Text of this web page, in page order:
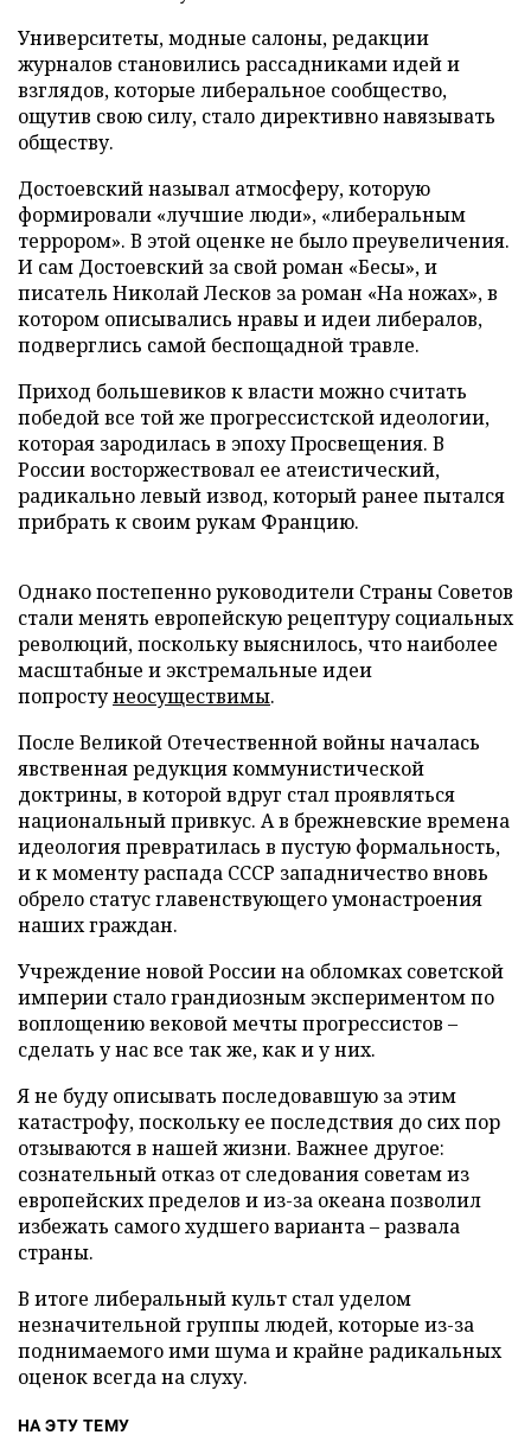
Университеты, модные салоны, редакции
журналов становились рассадниками идей и
взглядов, которые либеральное сообщество,
ощутив свою силу, стало директивно навязывать
обществу.
Достоевский называл атмосферу, которую
формировали «лучшие люди», «либеральным
террором». В этой оценке не было преувеличения.
И сам Достоевский за свой роман «Бесы», и
писатель Николай Лесков за роман «На ножах», в
котором описывались нравы и идеи либералов,
подверглись самой беспощадной травле.
Приход большевиков к власти можно считать
победой все той же прогрессистской идеологии,
которая зародилась в эпоху Просвещения. В
России восторжествовал ее атеистический,
радикально левый извод, который ранее пытался
прибрать к своим рукам Францию.
Однако постепенно руководители Страны Советов
стали менять европейскую рецептуру социальных
революций, поскольку выяснилось, что наиболее
масштабные и экстремальные идеи
попростунеосуществимы.
После Великой Отечественной войны началась
явственная редукция коммунистической
доктрины, в которой вдруг стал проявляться
национальный привкус. А в брежневские времена
идеология превратилась в пустую формальность,
и к моменту распада СССР западничество вновь
обрело статус главенствующего умонастроения
наших граждан.
Учреждение новой России на обломках советской
империи стало грандиозным экспериментом по
воплощению вековой мечты прогрессистов –
сделать у нас все так же, как и у них.
Я не буду описывать последовавшую за этим
катастрофу, поскольку ее последствия до сих пор
отзываются в нашей жизни. Важнее другое:
сознательный отказ от следования советам из
европейских пределов и из-за океана позволил
избежать самого худшего варианта – развала
страны.
В итоге либеральный культ стал уделом
незначительной группы людей, которые из-за
поднимаемого ими шума и крайне радикальных
оценок всегда на слуху.
НА ЭТУ ТЕМУ